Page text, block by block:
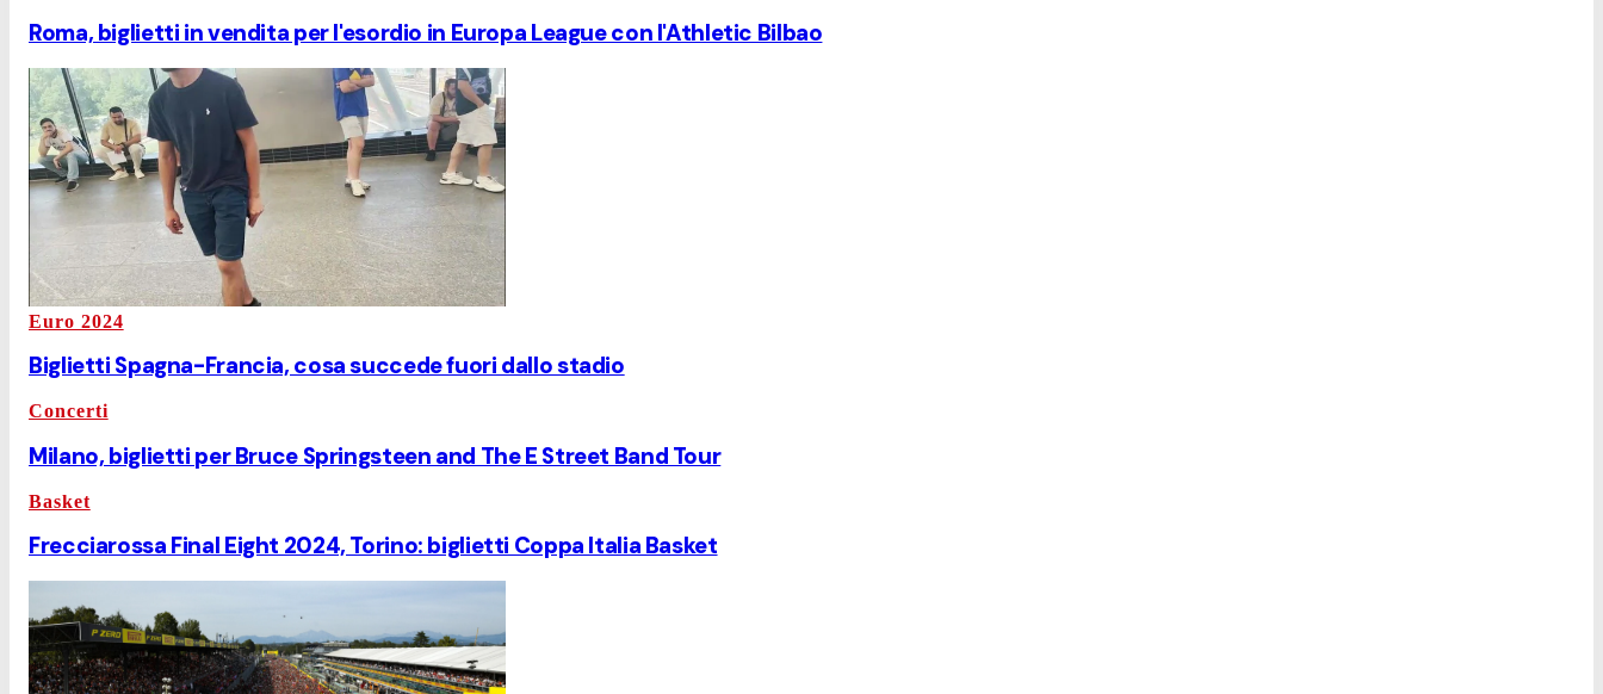
Roma, biglietti in vendita per l'esordio in Europa League con l'Athletic Bilbao
Euro 2024
Biglietti Spagna-Francia, cosa succede fuori dallo stadio
Concerti
Milano, biglietti per Bruce Springsteen and The E Street Band Tour
Basket
Frecciarossa Final Eight 2024, Torino: biglietti Coppa Italia Basket